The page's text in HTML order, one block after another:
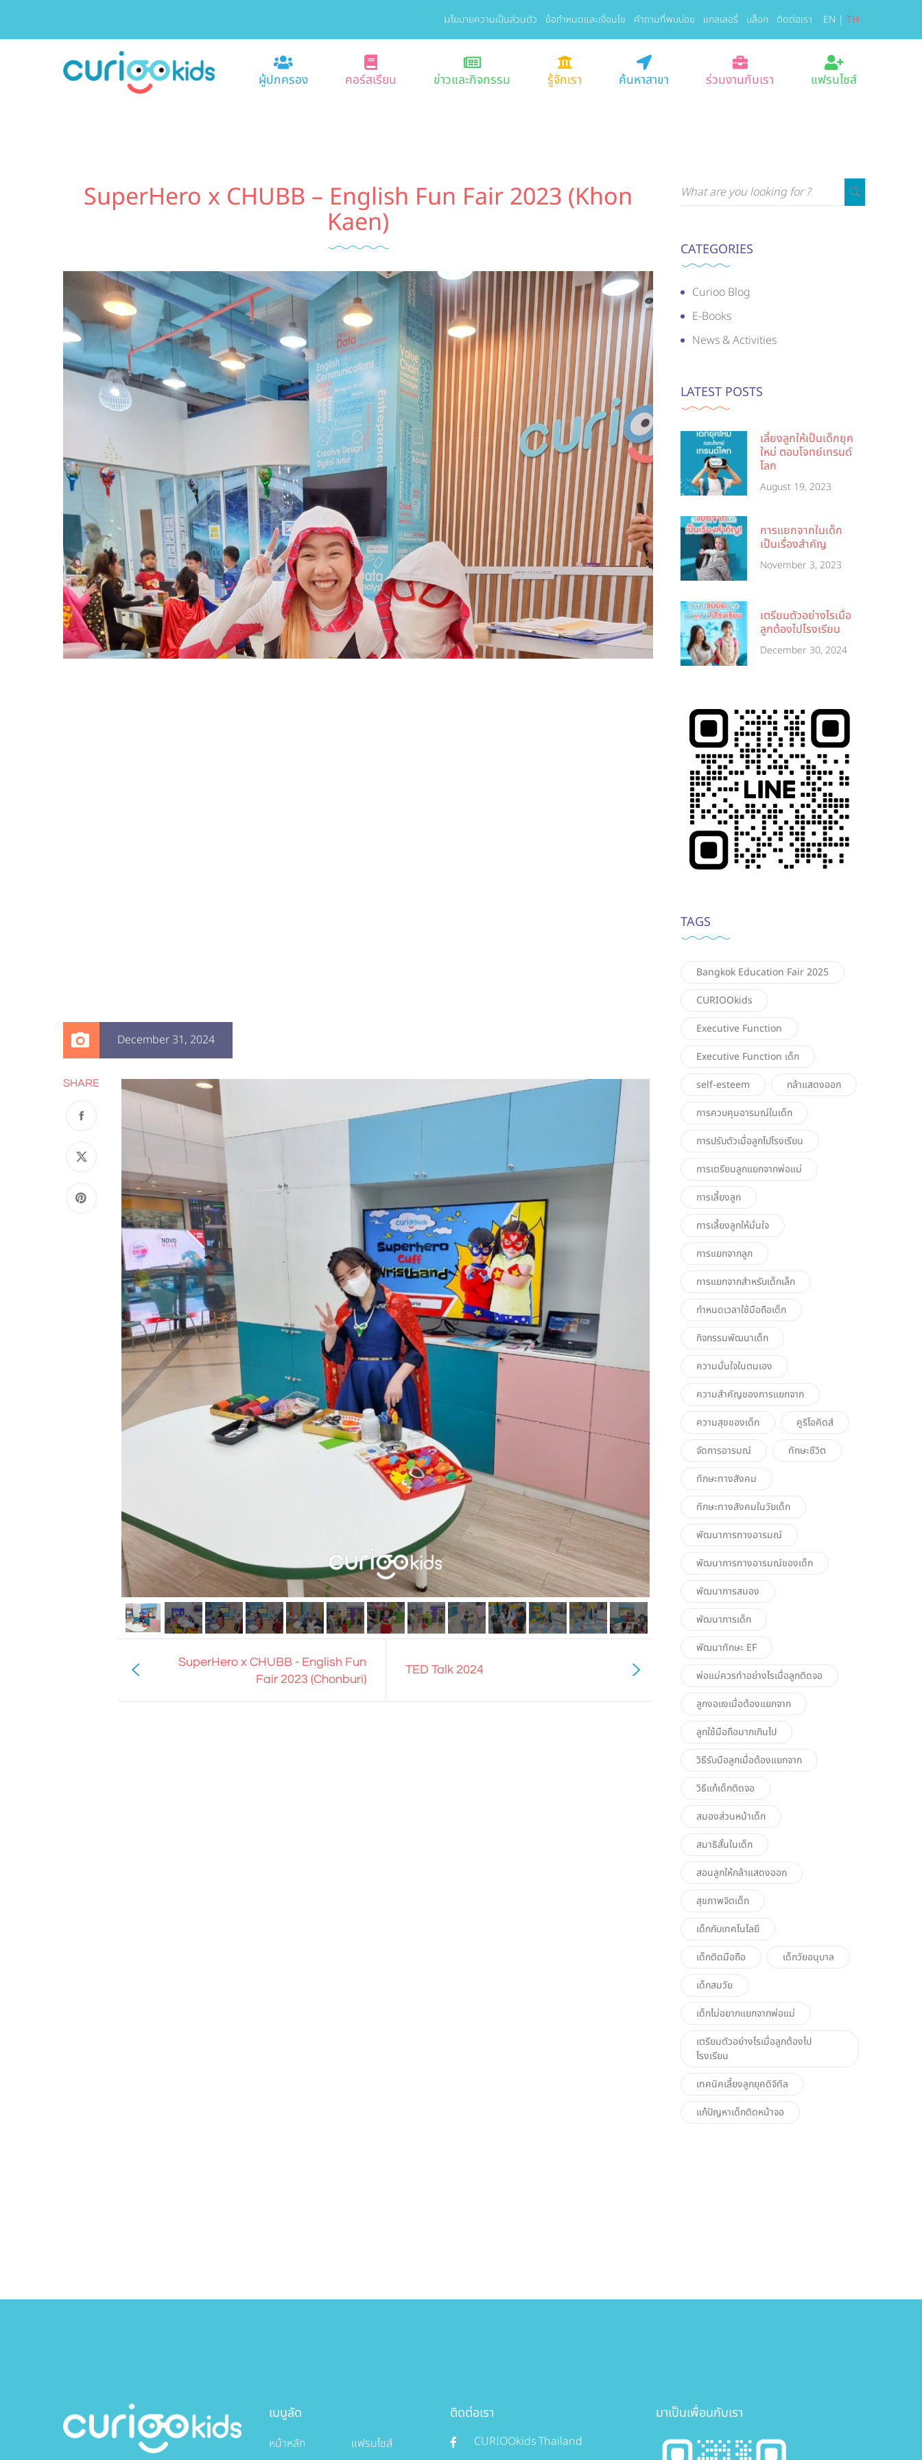
นโยบายความเป็นส่วนตัว ข้อกำหนดและเงื่อนไข คำถามที่พบบ่อย แกลเลอรี่ บล็อก ติดต่อเรา EN | TH
ผู้ปกครอง คอร์สเรียน ข่าวและกิจกรรม รู้จักเรา ค้นหาสาขา ร่วมงานกับเรา แฟรนไชส์
SuperHero x CHUBB – English Fun Fair 2023 (Khon
Kaen)
December 31, 2024
SHARE
TED Talk 2024
SuperHero x CHUBB - English Fun
Fair 2023 (Chonburi)
CATEGORIES
Curioo Blog
E-Books
News & Activities
LATEST POSTS
เลี้ยงลูกให้เป็นเด็กยุค
ใหม่ ตอบโจทย์เทรนด์
โลก
August 19, 2023
การแยกจากในเด็ก
เป็นเรื่องสำคัญ
November 3, 2023
เตรียมตัวอย่างไรเมื่อ
ลูกต้องไปโรงเรียน
December 30, 2024
TAGS
Bangkok Education Fair 2025
CURIOOkids
Executive Function
Executive Function เด็ก
self-esteem
กล้าแสดงออก
การควบคุมอารมณ์ในเด็ก
การปรับตัวเมื่อลูกไปโรงเรียน
การเตรียมลูกแยกจากพ่อแม่
การเลี้ยงลูก
การเลี้ยงลูกให้มั่นใจ
การแยกจากลูก
การแยกจากสำหรับเด็กเล็ก
กำหนดเวลาใช้มือถือเด็ก
กิจกรรมพัฒนาเด็ก
ความมั่นใจในตนเอง
ความสำคัญของการแยกจาก
ความสุขของเด็ก
คูริโอคิดส์
จัดการอารมณ์
ทักษะชีวิต
ทักษะทางสังคม
ทักษะทางสังคมในวัยเด็ก
พัฒนาการทางอารมณ์
พัฒนาการทางอารมณ์ของเด็ก
พัฒนาการสมอง
พัฒนาการเด็ก
พัฒนาทักษะ EF
พ่อแม่ควรทำอย่างไรเมื่อลูกติดจอ
ลูกงอแงเมื่อต้องแยกจาก
ลูกใช้มือถือมากเกินไป
วิธีรับมือลูกเมื่อต้องแยกจาก
วิธีแก้เด็กติดจอ
สมองส่วนหน้าเด็ก
สมาธิสั้นในเด็ก
สอนลูกให้กล้าแสดงออก
สุขภาพจิตเด็ก
เด็กกับเทคโนโลยี
เด็กติดมือถือ
เด็กวัยอนุบาล
เด็กสมวัย
เด็กไม่อยากแยกจากพ่อแม่
เตรียมตัวอย่างไรเมื่อลูกต้องไป
โรงเรียน
เทคนิคเลี้ยงลูกยุคดิจิทัล
แก้ปัญหาเด็กติดหน้าจอ
เมนูลัด
หน้าหลัก แฟรนไชส์
ติดต่อเรา
CURIOOkids Thailand
มาเป็นเพื่อนกับเรา